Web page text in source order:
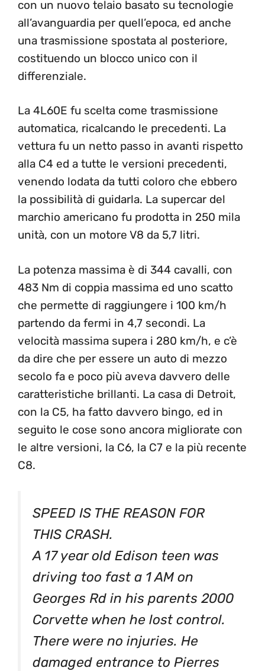
con un nuovo telaio basato su tecnologie
all’avanguardia per quell’epoca, ed anche
una trasmissione spostata al posteriore,
costituendo un blocco unico con il
differenziale.
La 4L60E fu scelta come trasmissione
automatica, ricalcando le precedenti. La
vettura fu un netto passo in avanti rispetto
alla C4 ed a tutte le versioni precedenti,
venendo lodata da tutti coloro che ebbero
la possibilità di guidarla. La supercar del
marchio americano fu prodotta in 250 mila
unità, con un motore V8 da 5,7 litri.
La potenza massima è di 344 cavalli, con
483 Nm di coppia massima ed uno scatto
che permette di raggiungere i 100 km/h
partendo da fermi in 4,7 secondi. La
velocità massima supera i 280 km/h, e c’è
da dire che per essere un auto di mezzo
secolo fa e poco più aveva davvero delle
caratteristiche brillanti. La casa di Detroit,
con la C5, ha fatto davvero bingo, ed in
seguito le cose sono ancora migliorate con
le altre versioni, la C6, la C7 e la più recente
C8.
SPEED IS THE REASON FOR
THIS CRASH.
A 17 year old Edison teen was
driving too fast a 1 AM on
Georges Rd in his parents 2000
Corvette when he lost control.
There were no injuries. He
damaged entrance to Pierres